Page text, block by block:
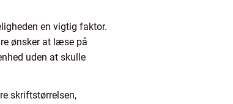
en vigtig faktor.
ønsker at læse på
uden at skulle
skriftstørrelsen,